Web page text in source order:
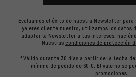
Evaluamos el éxito de nuestra Newsletter
ya eres cliente nuestro, utilizamos los datos
adaptar la Newsletter a tus intereses,
Nuestras condiciones de protección
*Válido durante 30 días a partir de la fecha
mínimo de pedido de 60 €. El vale no se
promociones.